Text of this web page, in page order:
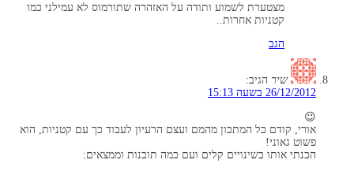
מצטערת לשמוע ותודה על האזהרה שתורמוס לא עמילני כמו
קטניות אחרות..
הגב
שיר הגיב:
26/12/2012 בשעה 15:13
😉
אורי, קודם כל המתכון מהמם ועצם הרעיון לעבוד כך עם קטניות, הוא
פשוט גאוני!
הכנתי אותו בשינויים קלים ועם כמה תובנות וממצאים: